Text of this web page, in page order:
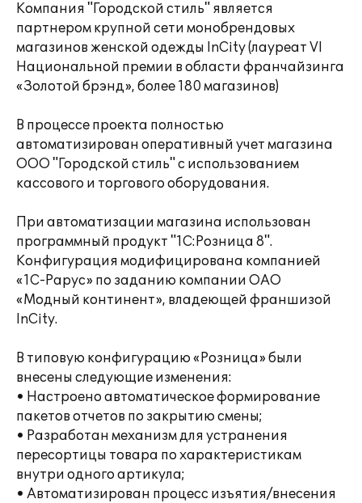
Компания "Городской стиль" является
партнером крупной сети монобрендовых
магазинов женской одежды InCity (лауреат VI
Национальной премии в области франчайзинга
«Золотой брэнд», более 180 магазинов)
В процессе проекта полностью
автоматизирован оперативный учет магазина
ООО "Городской стиль" с использованием
кассового и торгового оборудования.
При автоматизации магазина использован
программный продукт "1С:Розница 8".
Конфигурация модифицирована компанией
«1С-Рарус» по заданию компании ОАО
«Модный континент», владеющей франшизой
InCity.
В типовую конфигурацию «Розница» были
внесены следующие изменения:
• Настроено автоматическое формирование
пакетов отчетов по закрытию смены;
• Разработан механизм для устранения
пересортицы товара по характеристикам
внутри одного артикула;
• Автоматизирован процесс изъятия/внесения